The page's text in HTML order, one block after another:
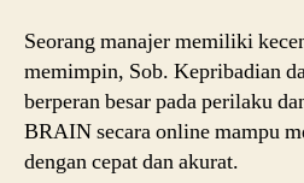
Seorang manajer memiliki
memimpin, Sob. Kepribadian
berperan besar pada perilaku
BRAIN secara online mampu
dengan cepat dan akurat.